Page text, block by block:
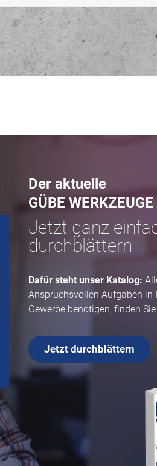
Der aktuelle
GÜBE
Jetzt ganz
durchblättern
Dafür steht unser Katalog:
Anspruchsvollen Aufgaben in
Gewerbe benötigen, finden
Jetzt durchblättern